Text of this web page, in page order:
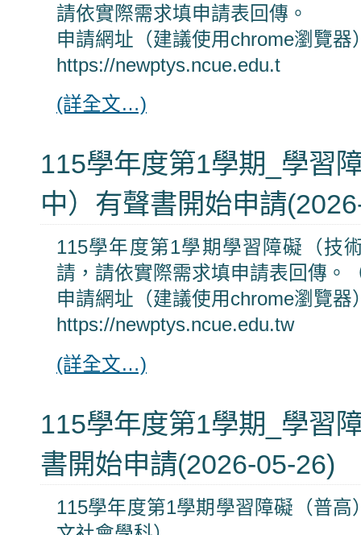
請依實際需求填申請表回傳。
申請網址（建議使用chrome瀏覽器
https://newptys.ncue.edu.t
(詳全文…)
115學年度第1學期_學習
中）有聲書開始申請
115學年度第1學期學習障礙（技
請，請依實際需求填申請表回傳。
申請網址（建議使用chrome瀏覽器
https://newptys.ncue.edu.tw
(詳全文…)
115學年度第1學期_學習
書開始申請(2026-05-26)
115學年度第1學期學習障礙（普